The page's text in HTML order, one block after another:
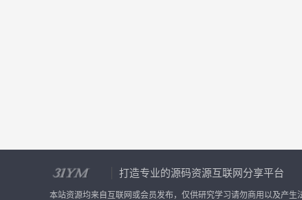
打造专业的源码资源互联网分享平台
本站资源均来自互联网或会员发布，仅供研究学习请勿商用以及产生